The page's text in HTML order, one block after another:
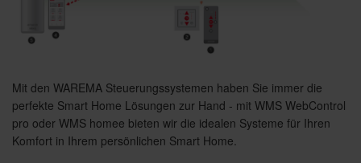
Mit den WAREMA Steuerungssystemen haben Sie immer die
perfekte Smart Home Lösungen zur Hand - mit WMS WebControl
pro oder WMS homee bieten wir die idealen Systeme für Ihren
Komfort in Ihrem persönlichen Smart Home.